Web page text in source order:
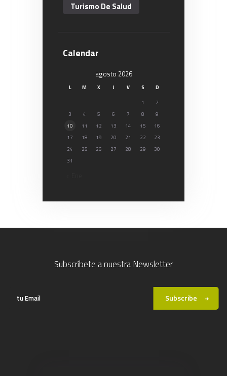
Turismo De Salud
Calendar
agosto 2026
L M X J V S
D
1
2
3
4 5 6 7 8
9
10
11 12 13 14 15
16
17
18 19 20 21 22
23
24
25 26 27 28 29
30
31
Subscríbete a nuestra Newsletter
Subscribe